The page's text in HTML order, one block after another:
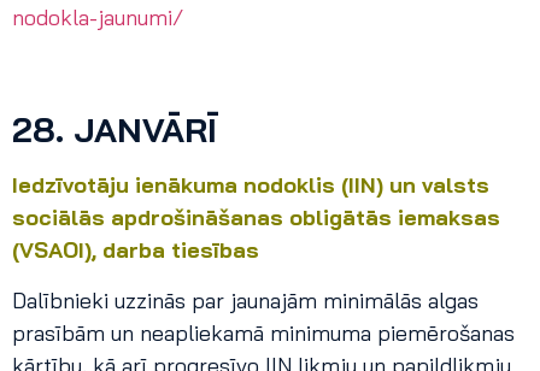
nodokla-jaunumi/
28. JANVĀRĪ
Iedzīvotāju ienākuma nodoklis (IIN) un valsts
sociālās apdrošināšanas obligātās iemaksas
(VSAOI), darba tiesības
Dalībnieki uzzinās par jaunajām minimālās algas
prasībām un neapliekamā minimuma piemērošanas
kārtību, kā arī progresīvo IIN likmju un papildlikmju